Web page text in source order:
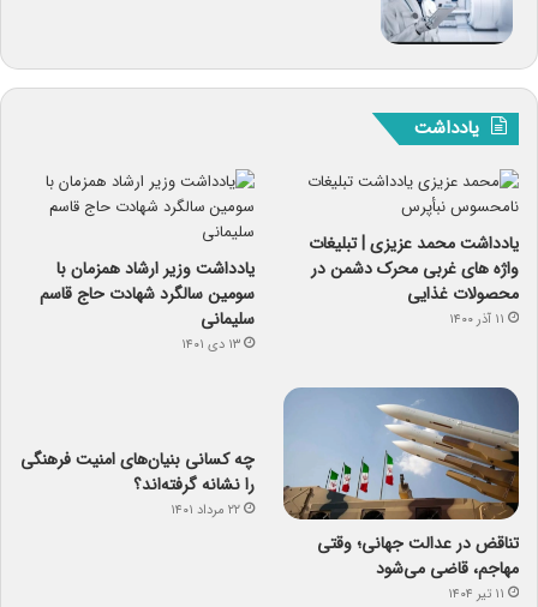
یادداشت
یادداشت محمد عزیزی | تبلیغات
واژه های غربی محرک دشمن در
محصولات غذایی
۱۱ آذر ۱۴۰۰
یادداشت وزیر ارشاد همزمان با
سومین سالگرد شهادت حاج قاسم
سلیمانی
۱۳ دی ۱۴۰۱
تناقض در عدالت جهانی؛ وقتی
مهاجم، قاضی می‌شود
۱۱ تیر ۱۴۰۴
چه کسانی بنیان‌های امنیت فرهنگی
را نشانه گرفته‌اند؟
۲۲ مرداد ۱۴۰۱